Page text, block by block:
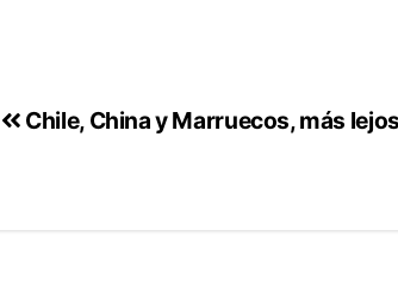
Chile, China y Marruecos, más